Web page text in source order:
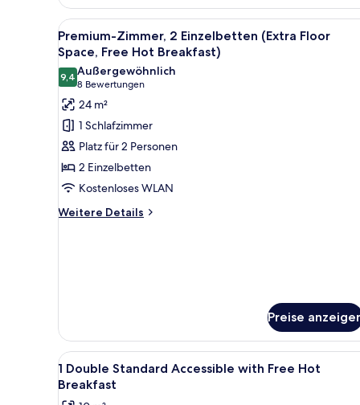
Alle
Fotos
für
Premium-
Zimmer,
2 Einzelbetten
(Extra
Floor
Space,
Free
Hot
Ein Hotelzimmer mit zwei
7
Premium-Zimmer, 2 Einzelbetten (Extra Floor
Space, Free Hot Breakfast)
9,49,4 von 10
Außergewöhnlich
8 Bewertungen
(8
Bewertungen)
24 m²
1 Schlafzimmer
Platz für 2 Personen
2 Einzelbetten
Kostenloses WLAN
Weitere Details
Weitere
Free
Hot
Breakfast)
Preise
Alle
Fotos
für
Allergikerbettwaren,
8
1 Double Standard Accessible with Free Hot
Breakfast